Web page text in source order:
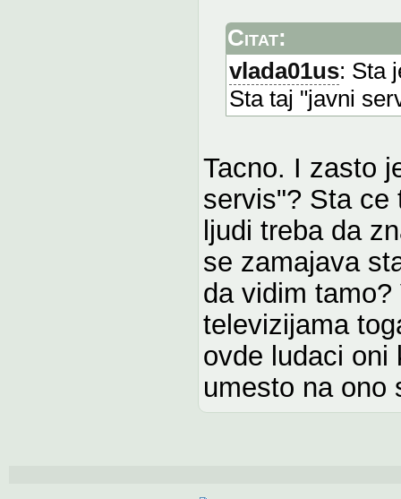
Citat:
vlada01us: Sta
Sta taj "javni
Tacno. I zasto
servis"? Sta ce
ljudi treba da
se zamajava
da vidim
televizijama
ovde ludaci oni
umesto na ono